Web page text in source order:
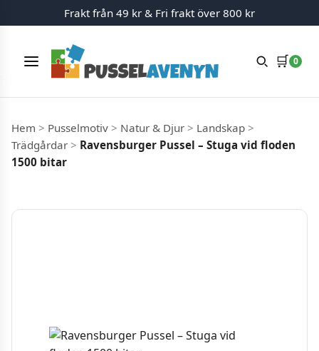
Hoppa till innehåll
Frakt från 49 kr & Fri frakt över 800 kr
Meny 🛒 0
Hem > Pusselmotiv > Natur & Djur > Landskap >
Trädgårdar > Ravensburger Pussel – Stuga vid floden
1500 bitar